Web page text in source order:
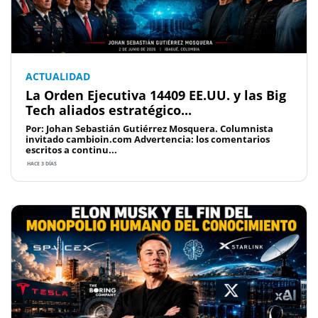
ACTUALIDAD
La Orden Ejecutiva 14409 EE.UU. y las Big
Tech aliados estratégico...
Por: Johan Sebastián Gutiérrez Mosquera. Columnista
invitado cambioin.com Advertencia: los comentarios
escritos a continu...
HACE 3 DÍAS